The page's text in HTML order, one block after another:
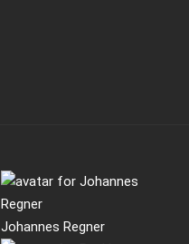
Johannes Regner